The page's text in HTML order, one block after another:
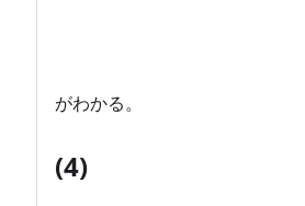
がわかる。
(4)